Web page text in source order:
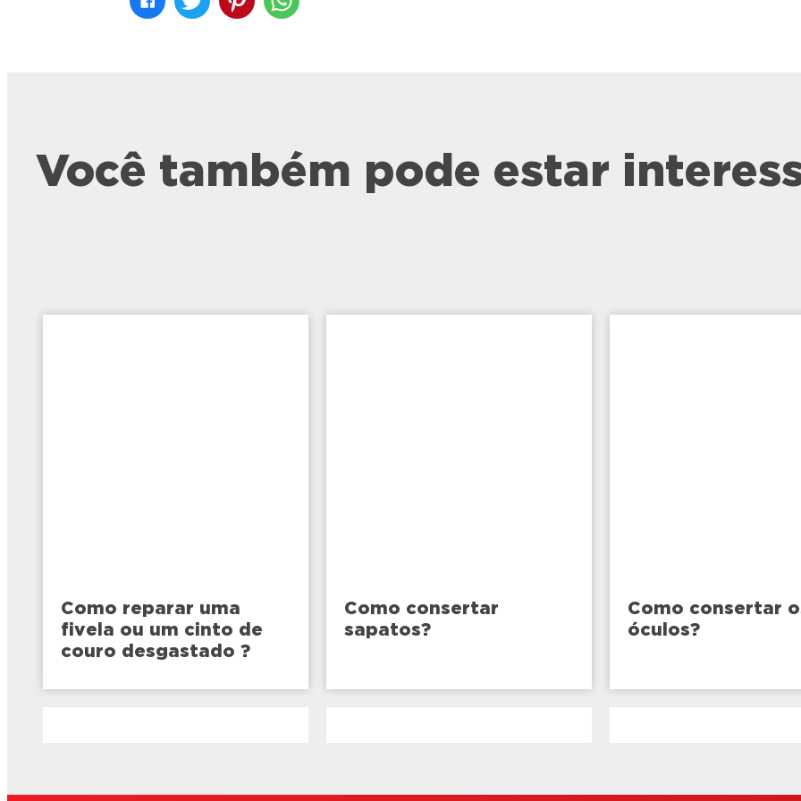
Você também pode estar
Como reparar uma
fivela ou um cinto de
couro desgastado ?
Como consertar
sapatos?
Como consertar
óculos?